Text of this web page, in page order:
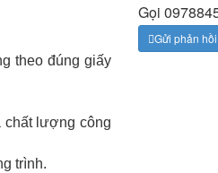
theo đúng giấy
chất lượng công
trình.
Gọi
Gửi phản hồi